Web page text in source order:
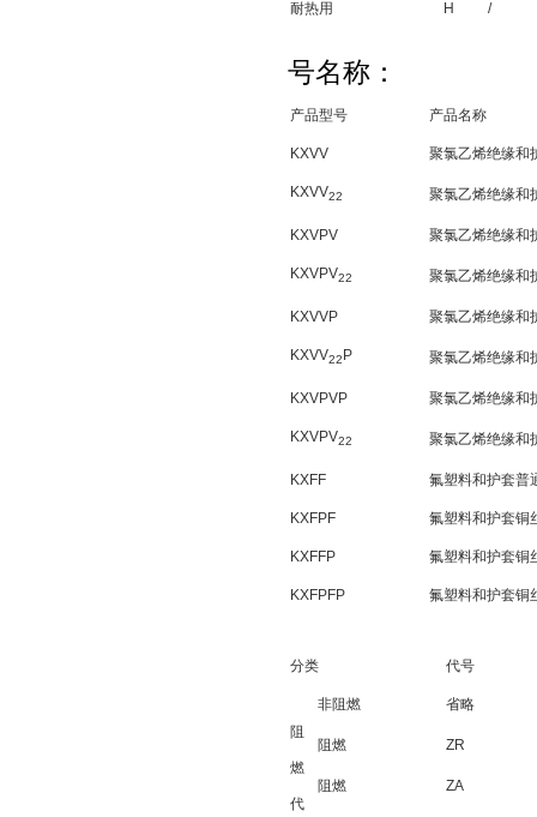
耐热用 H /
号名称：
产品型号 产品名称
KXVV 聚氯乙烯绝缘和
KXVV22 聚氯乙烯绝缘和
KXVPV 聚氯乙烯绝缘和
KXVPV22 聚氯乙烯绝缘和
KXVVP 聚氯乙烯绝缘和
KXVV22 P 聚氯乙烯绝缘和
KXVPVP 聚氯乙烯绝缘和
KXVPV22 聚氯乙烯绝缘和
KXFF 氟塑料和护套普
KXFPF 氟塑料和护套铜
KXFFP 氟塑料和护套铜
KXFPFP 氟塑料和护套铜
分类 代号
阻
燃
代
非阻燃 省略
阻燃 ZR
阻燃 ZA